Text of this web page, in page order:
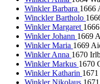
Winkler Barbara 1666
Winckler Bartholo
Winkler Margaret
Winkler Johann 1669
Winkler Maria 1669
Winkler Anna 1670
Winkler Markus 1670
Winkler Katharin
Winkler Nikolaus